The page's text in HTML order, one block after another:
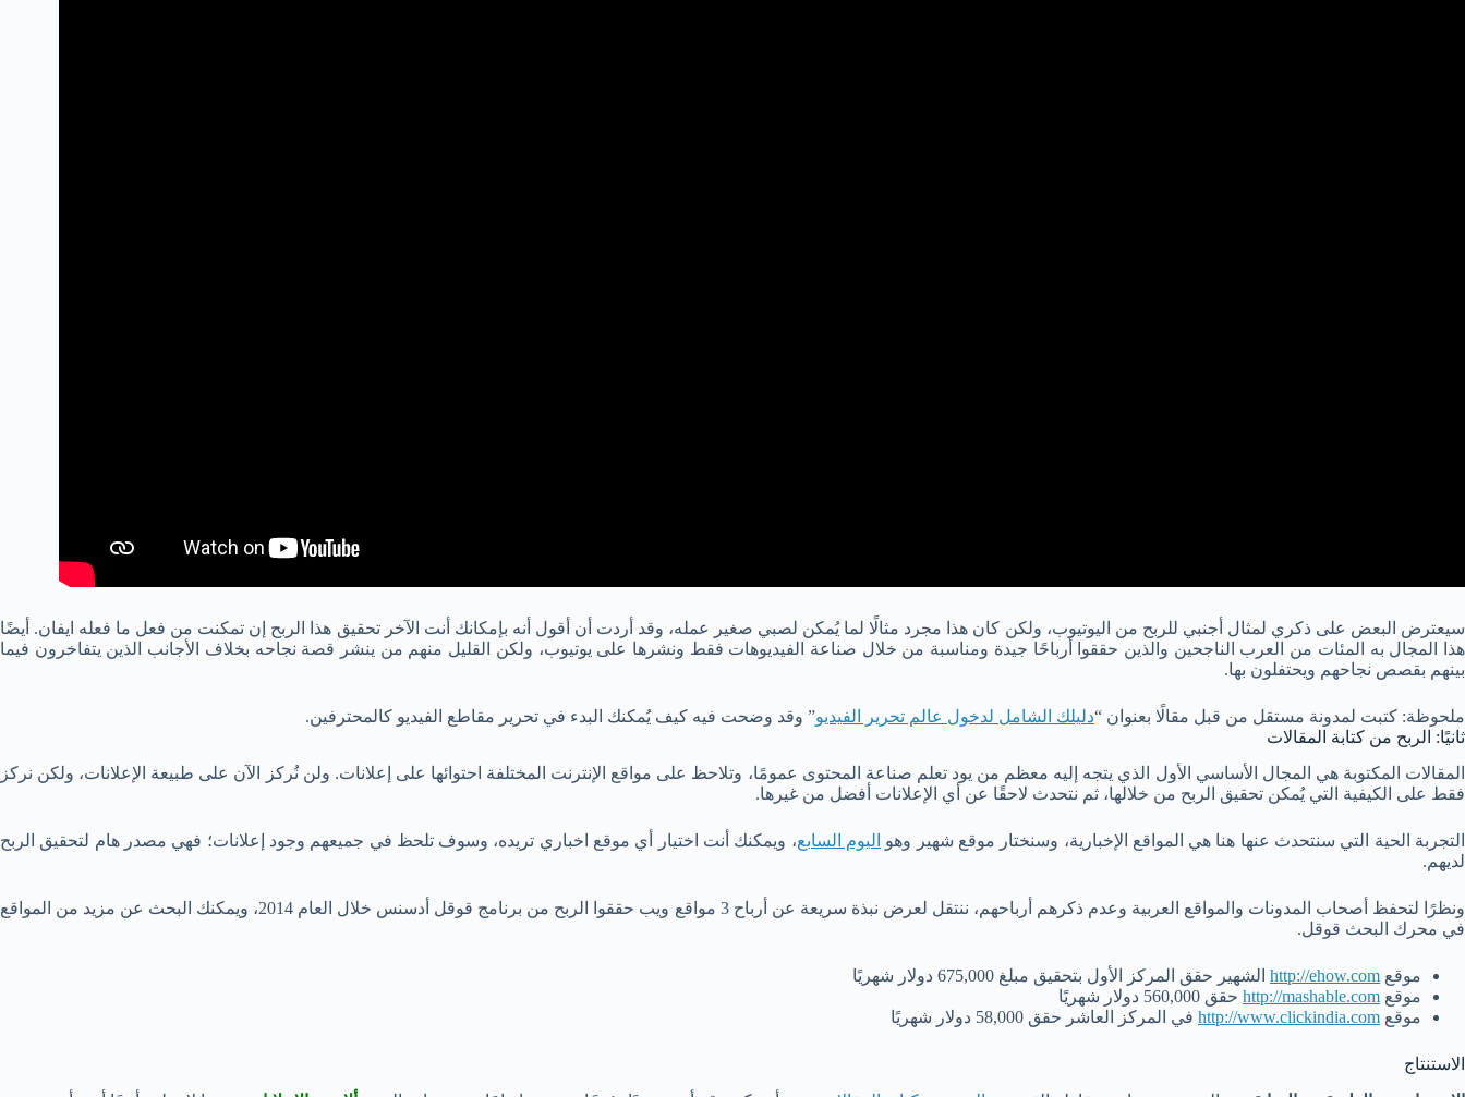
سيعترض البعض على ذكري لمثال أجنبي للربح من اليوتيوب، ولكن كان هذا مجرد مثالًا لما يُمكن لصبي صغير عمله، وقد أردت أن أقول أنه بإمكانك أنت الآخر تحقيق هذا الربح إن تمكنت من فعل ما فعله ايفان. أيضًا
هذا المجال به المئات من العرب الناجحين والذين حققوا أرباحًا جيدة ومناسبة من خلال صناعة الفيديوهات فقط ونشرها على يوتيوب، ولكن القليل منهم من ينشر قصة نجاحه بخلاف الأجانب الذين يتفاخرون فيما
بينهم بقصص نجاحهم ويحتفلون بها.
ملحوظة: كتبت لمدونة مستقل من قبل مقالًا بعنوان “دليلك الشامل لدخول عالم تحرير الفيديو” وقد وضحت فيه كيف يُمكنك البدء في تحرير مقاطع الفيديو كالمحترفين.
ثانيًا: الربح من كتابة المقالات
المقالات المكتوبة هي المجال الأساسي الأول الذي يتجه إليه معظم من يود تعلم صناعة المحتوى عمومًا، وتلاحظ على مواقع الإنترنت المختلفة احتوائها على إعلانات. ولن نُركز الآن على طبيعة الإعلانات، ولكن نركز
فقط على الكيفية التي يُمكن تحقيق الربح من خلالها، ثم نتحدث لاحقًا عن أي الإعلانات أفضل من غيرها.
التجربة الحية التي سنتحدث عنها هنا هي المواقع الإخبارية، وسنختار موقع شهير وهو اليوم السابع، ويمكنك أنت اختيار أي موقع اخباري تريده، وسوف تلحظ في جميعهم وجود إعلانات؛ فهي مصدر هام لتحقيق الربح
لديهم.
ونظرًا لتحفظ أصحاب المدونات والمواقع العربية وعدم ذكرهم أرباحهم، ننتقل لعرض نبذة سريعة عن أرباح 3 مواقع ويب حققوا الربح من برنامج قوقل أدسنس خلال العام 2014، ويمكنك البحث عن مزيد من المواقع
في محرك البحث قوقل.
موقع http://ehow.com الشهير حقق المركز الأول بتحقيق مبلغ 675,000 دولار شهريًا
موقع http://mashable.com حقق 560,000 دولار شهريًا
موقع http://www.clickindia.com في المركز العاشر حقق 58,000 دولار شهريًا
الاستنتاج